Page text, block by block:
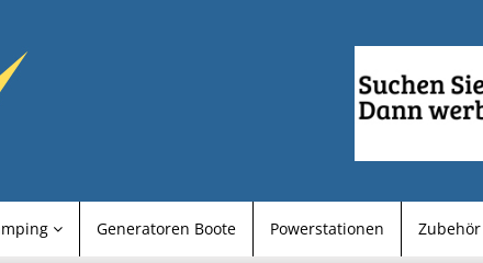
Generatoren Boote Powerstationen Zubehör